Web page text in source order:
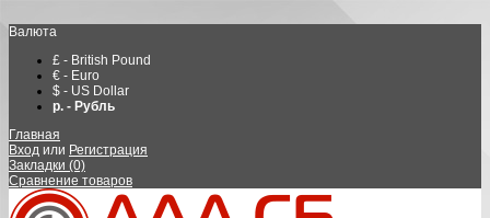
Валюта
£ - British Pound
€ - Euro
$ - US Dollar
р. - Рубль
Главная
Вход или Регистрация
Закладки (0)
Сравнение товаров